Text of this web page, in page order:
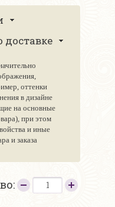
оттенки
в дизайне
на основные
при этом
и иные
и заказа